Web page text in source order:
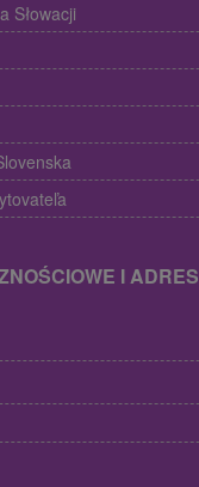
Słowacji
I ADRES